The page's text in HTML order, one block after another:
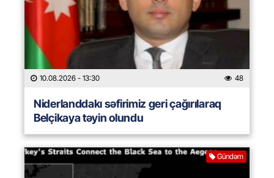
10.08.2026 - 13:30 48
Niderlanddakı səfirimiz geri çağırılaraq
Belçikaya təyin olundu
Gündəm